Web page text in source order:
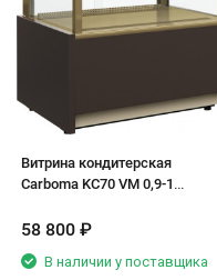
Витрина кондитерская
Carboma KC70 VM 0,9-1
58 800 ₽
В наличии у поставщика